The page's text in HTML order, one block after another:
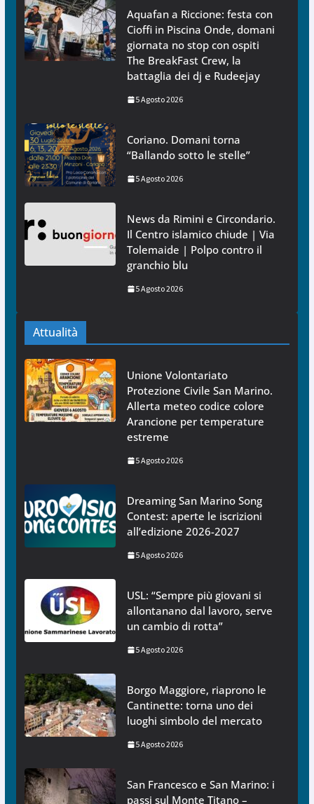
Aquafan a Riccione: festa con
Cioffi in Piscina Onde, domani
giornata no stop con ospiti
The BreakFast Crew, la
battaglia dei dj e Rudeejay
5 Agosto 2026
Coriano. Domani torna
“Ballando sotto le stelle”
5 Agosto 2026
News da Rimini e Circondario.
Il Centro islamico chiude | Via
Tolemaide | Polpo contro il
granchio blu
5 Agosto 2026
Attualità
Unione Volontariato
Protezione Civile San Marino.
Allerta meteo codice colore
Arancione per temperature
estreme
5 Agosto 2026
Dreaming San Marino Song
Contest: aperte le iscrizioni
all’edizione 2026-2027
5 Agosto 2026
USL: “Sempre più giovani si
allontanano dal lavoro, serve
un cambio di rotta”
5 Agosto 2026
Borgo Maggiore, riaprono le
Cantinette: torna uno dei
luoghi simbolo del mercato
5 Agosto 2026
San Francesco e San Marino: i
passi sul Monte Titano –